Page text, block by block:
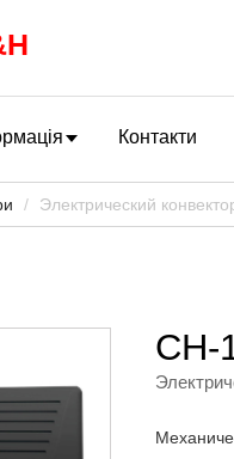
Контакти
Электрический
СH-